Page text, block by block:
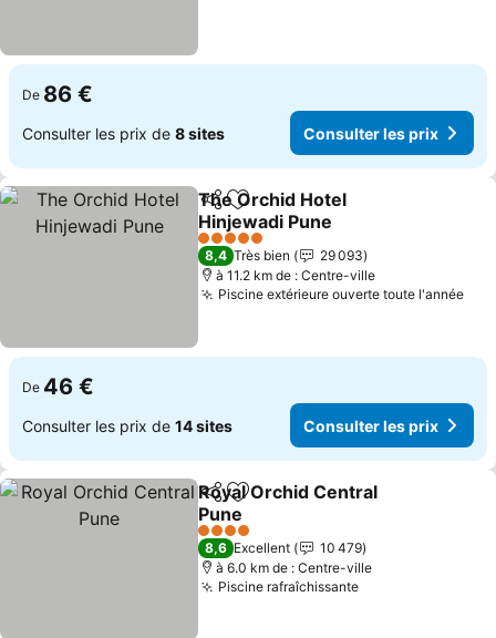
De 86 €
Consulter les prix de 8 sites Consulter les prix
PartagerAjouter à mes favoris
The Orchid Hotel
Hinjewadi Pune
Consulter les prix
5 Étoiles
8,4 Très bien
29 093
à 11.2 km de : Centre-ville
Piscine extérieure ouverte toute l'année
De 46 €
Consulter les prix de 14 sites Consulter les prix
PartagerAjouter à mes favoris
Royal Orchid Central
Pune
Consulter les prix
4 Étoiles
8,6 Excellent
10 479
à 6.0 km de : Centre-ville
Piscine rafraîchissanteConsulter les